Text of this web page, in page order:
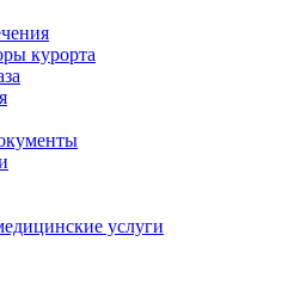
курорта
услуги